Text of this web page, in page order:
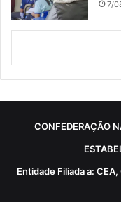
7/
CONFEDERAÇÃO
Entidade Filiada a: CEA,